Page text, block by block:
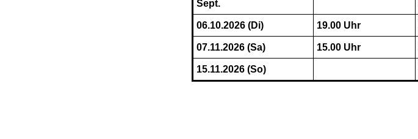
Sept.
06.10.2026 (Di) 19.00 Uhr
07.11.2026 (Sa) 15.00 Uhr
15.11.2026 (So)